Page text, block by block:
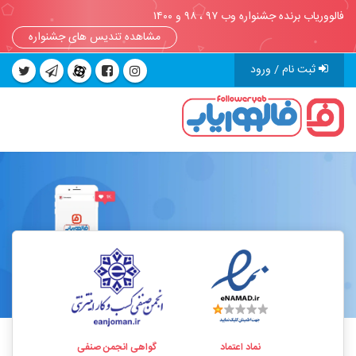
فالووریاب برنده جشنواره وب ۹۷ ، ۹۸ و ۱۴۰۰
مشاهده تندیس های جشنواره
ثبت نام / ورود
نماد اعتماد گواهی انجمن صنفی